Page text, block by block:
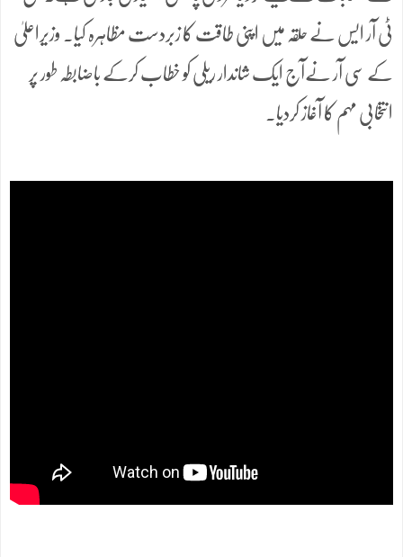
ٹی آر ایس نے حلقہ میں اپنی طاقت کا زبردست مظاہرہ کیا۔ وزیراعلیٰ
کے سی آر نےآج ایک شاندار ریلی کو خطاب کرکے باضابطہ طور پر
انتخابی مہم کا آغاز کردیا۔